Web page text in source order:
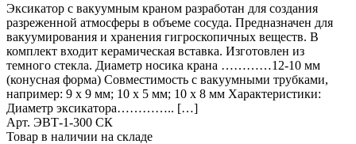
Эксикатор с вакуумным краном разработан для создания
разреженной атмосферы в объеме сосуда. Предназначен для
вакуумирования и хранения гигроскопичных веществ. В
комплект входит керамическая вставка. Изготовлен из
темного стекла. Диаметр носика крана …………12-10 мм
(конусная форма) Совместимость с вакуумными трубками,
например: 9 х 9 мм; 10 х 5 мм; 10 х 8 мм Характеристики:
Диаметр эксикатора………….. […]
Арт. ЭВТ-1-300 СК
Товар в наличии на складе